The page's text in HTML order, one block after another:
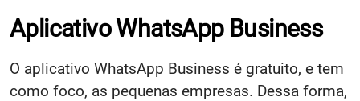
Aplicativo WhatsApp Business
O aplicativo WhatsApp Business é gratuito, e tem
como foco, as pequenas empresas. Dessa forma,